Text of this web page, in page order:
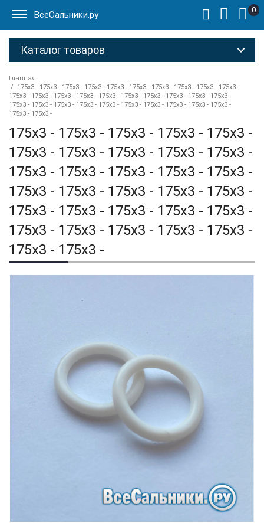
ВсеСальники.ру 0
Каталог товаров
Главная
175x3 - 175x3 - 175x3 - 175x3 - 175x3 - 175x3 - 175x3 - 175x3 - 175x3 - 175x3 -
175x3 - 175x3 - 175x3 - 175x3 - 175x3 - 175x3 - 175x3 - 175x3 - 175x3 - 175x3 -
175x3 - 175x3 - 175x3 - 175x3 - 175x3 - 175x3 - 175x3 - 175x3 - 175x3 - 175x3 -
175x3 - 175x3 -
175x3 - 175x3 - 175x3 - 175x3 - 175x3 -
175x3 - 175x3 - 175x3 - 175x3 - 175x3 -
175x3 - 175x3 - 175x3 - 175x3 - 175x3 -
175x3 - 175x3 - 175x3 - 175x3 - 175x3 -
175x3 - 175x3 - 175x3 - 175x3 - 175x3 -
175x3 - 175x3 - 175x3 - 175x3 - 175x3 -
175x3 - 175x3 -